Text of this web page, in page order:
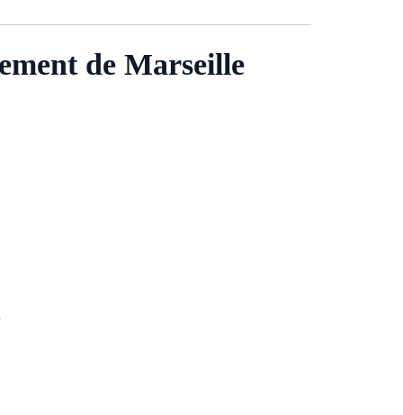
de Marseille